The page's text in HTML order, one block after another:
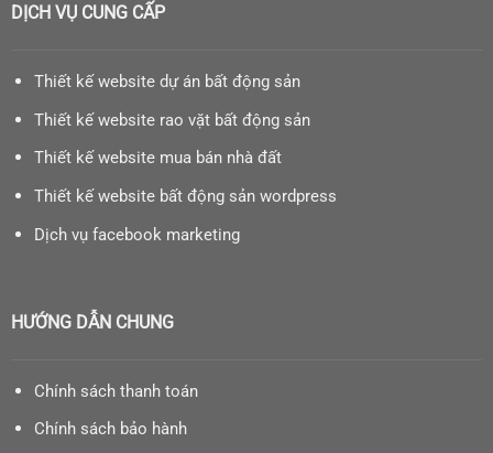
DỊCH VỤ CUNG CẤP
Thiết kế website dự án bất động sản
Thiết kế website rao vặt bất động sản
Thiết kế website mua bán nhà đất
Thiết kế website bất động sản wordpress
Dịch vụ facebook marketing
HƯỚNG DẪN CHUNG
Chính sách thanh toán
Chính sách bảo hành